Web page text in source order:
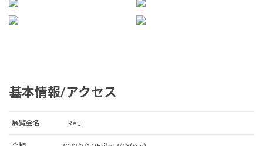
基本情報/アクセス
展覧会名 「Re:」